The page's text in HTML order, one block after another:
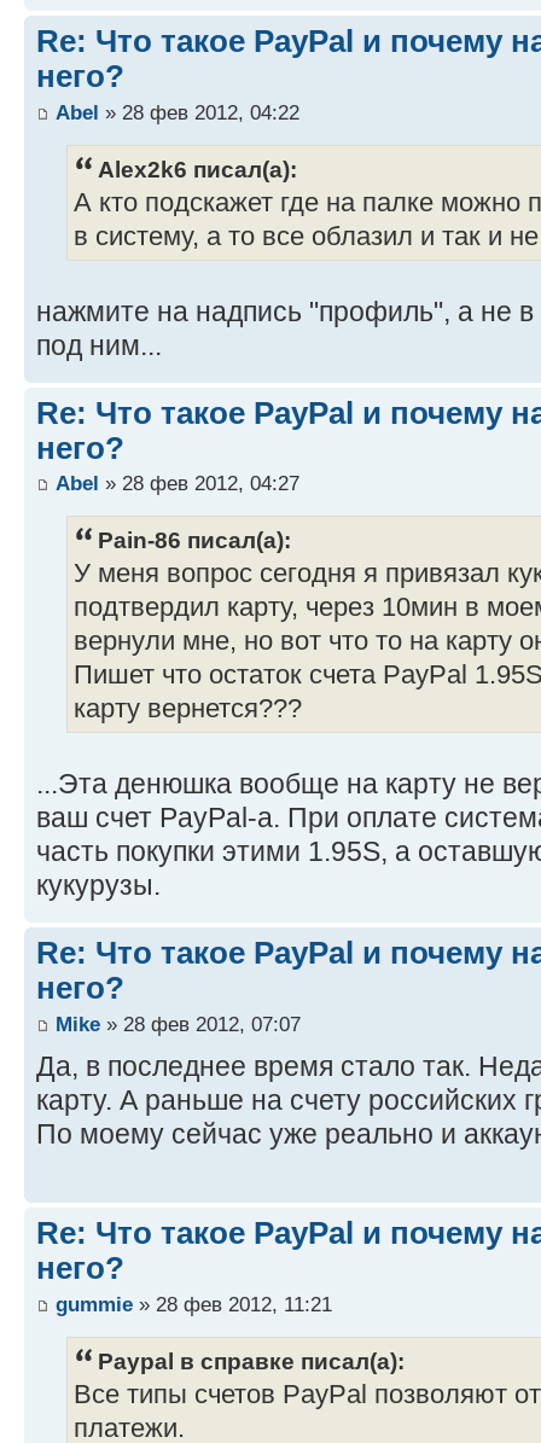
Re: Что такое PayPal и почему
него?
Abel » 28 фев 2012, 04:22
Alex2k6 писал(а):
А кто подскажет где на палке можно
в систему, а то все облазил и так и
нажмите на надпись "профиль", а не
под ним...
Re: Что такое PayPal и почему
него?
Abel » 28 фев 2012, 04:27
Pain-86 писал(а):
У меня вопрос сегодня я привязал
подтвердил карту, через 10мин в
вернули мне, но вот что то на карту
Пишет что остаток счета PayPal
карту вернется???
...Эта денюшка вообще на карту не
ваш счет PayPal-a. При оплате
часть покупки этими 1.95S, а
кукурузы.
Re: Что такое PayPal и почему
него?
Mike » 28 фев 2012, 07:07
Да, в последнее время стало так.
карту. А раньше на счету российских
По моему сейчас уже реально и
Re: Что такое PayPal и почему
него?
gummie » 28 фев 2012, 11:21
Paypal в справке писал(а):
Все типы счетов PayPal позволяют
платежи.